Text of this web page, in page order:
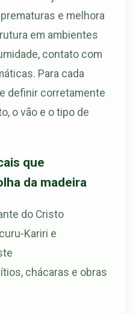
e melhora
em ambientes
contato com
Para cada
definir corretamente
o vão e o tipo de
que
da madeira
do Cristo
Kariri e
chácaras e obras